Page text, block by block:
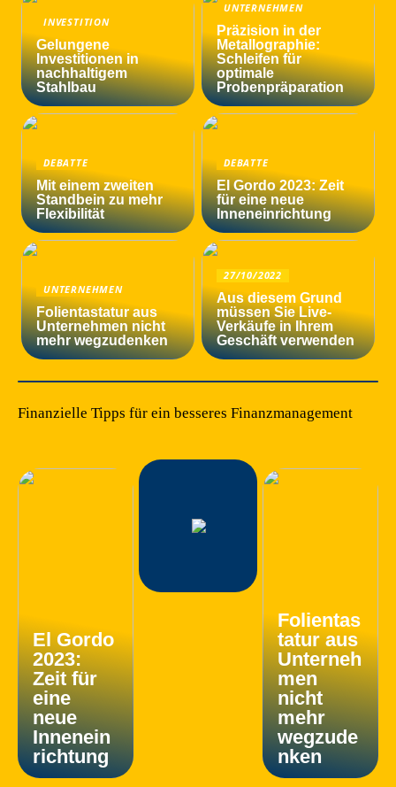
INVESTITION
Gelungene
Investitionen in
nachhaltigem
Stahlbau
UNTERNEHMEN
Präzision in der
Metallographie:
Schleifen für
optimale
Probenpräparation
DEBATTE
Mit einem zweiten
Standbein zu mehr
Flexibilität
DEBATTE
El Gordo 2023: Zeit
für eine neue
Inneneinrichtung
UNTERNEHMEN
Folientastatur aus
Unternehmen nicht
mehr wegzudenken
27/10/2022
Aus diesem Grund
müssen Sie Live-
Verkäufe in Ihrem
Geschäft verwenden
Finanzielle Tipps für ein besseres Finanzmanagement
El Gordo
2023:
Zeit für
eine
neue
Innenein
richtung
Folientas
tatur aus
Unterneh
men
nicht
mehr
wegzude
nken